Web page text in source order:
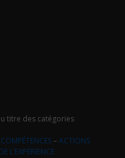
titre des catégories
–ACTIONS
L’EXPÉRIENCE